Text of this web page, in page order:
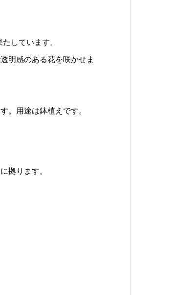
しています。
明感のある花を咲かせま
。用途は鉢植えです。
拠ります。